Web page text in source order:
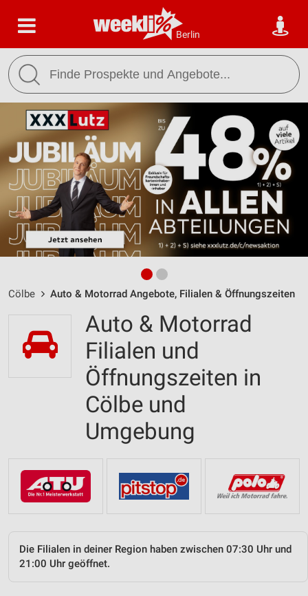
Berlin
Cölbe Auto & Motorrad Angebote, Filialen & Öffnungszeiten
Auto & Motorrad
Filialen und
Öffnungszeiten in
Cölbe und
Umgebung
Die Filialen in deiner Region haben zwischen 07:30 Uhr und
21:00 Uhr geöffnet.